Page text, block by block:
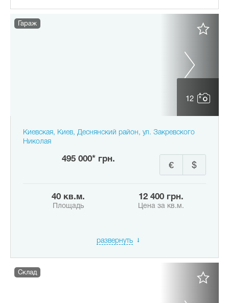
12
Гараж
Киевская, Киев, Деснянский район, ул. Закревского
Николая
495 000* грн.
$
€
40 кв.м.
Площадь
12 400 грн.
Цена за кв.м.
развернуть
Склад